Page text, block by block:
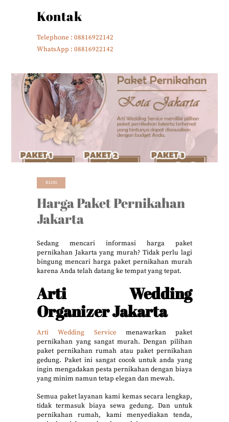
Kontak
Telephone : 08816922142
WhatsApp : 08816922142
Harga Paket Pernikahan
Jakarta
BLOG
Sedang mencari informasi harga paket
pernikahan Jakarta yang murah? Tidak perlu lagi
bingung mencari harga paket pernikahan murah
karena Anda telah datang ke tempat yang tepat.
Arti Wedding
Organizer Jakarta
Arti Wedding Service menawarkan paket
pernikahan yang sangat murah. Dengan pilihan
paket pernikahan rumah atau paket pernikahan
gedung. Paket ini sangat cocok untuk anda yang
ingin mengadakan pesta pernikahan dengan biaya
yang minim namun tetap elegan dan mewah.
Semua paket layanan kami kemas secara lengkap,
tidak termasuk biaya sewa gedung. Dan untuk
pernikahan rumah, kami menyediakan tenda,